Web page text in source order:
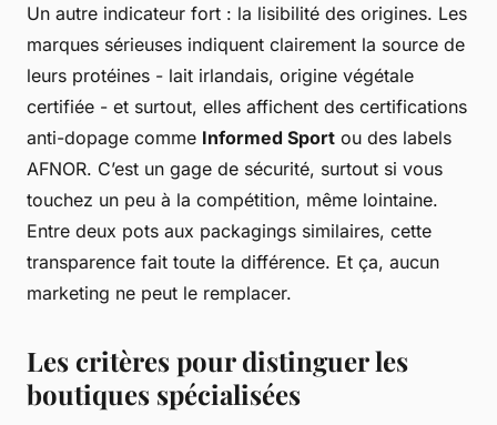
Un autre indicateur fort : la lisibilité des origines. Les
marques sérieuses indiquent clairement la source de
leurs protéines - lait irlandais, origine végétale
certifiée - et surtout, elles affichent des certifications
anti-dopage comme Informed Sport ou des labels
AFNOR. C’est un gage de sécurité, surtout si vous
touchez un peu à la compétition, même lointaine.
Entre deux pots aux packagings similaires, cette
transparence fait toute la différence. Et ça, aucun
marketing ne peut le remplacer.
Les critères pour distinguer les
boutiques spécialisées